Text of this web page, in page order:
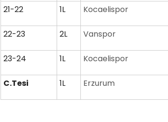
21-22 1L Kocaelispor
22-23 2L Vanspor
23-24 1L Kocaelispor
C.Tesi 1L Erzurum